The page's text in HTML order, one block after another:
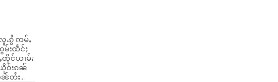
ႉၵွႆ ဢမ်ႇ
မ်းထႅင်ႈ
ယိုဝ်းၵၼ်
ၼ်တႆး...